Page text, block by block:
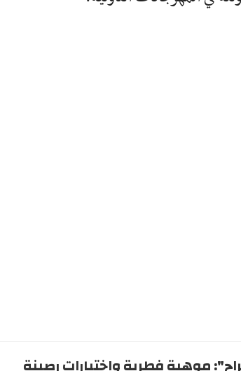
موهبة فطرية واختيارات رصينة